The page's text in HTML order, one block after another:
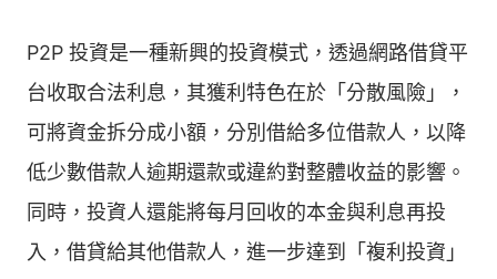
P2P 投資是一種新興的投資模式，透過網路借貸平
台收取合法利息，其獲利特色在於「分散風險」，
可將資金拆分成小額，分別借給多位借款人，以降
低少數借款人逾期還款或違約對整體收益的影響。
同時，投資人還能將每月回收的本金與利息再投
入，借貸給其他借款人，進一步達到「複利投資」